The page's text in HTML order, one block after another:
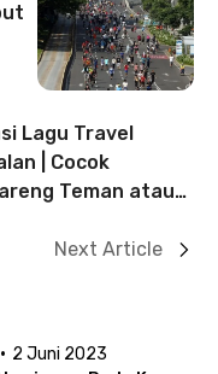
Lagu Travel
| Cocok
Teman atau
Next Article
· 2 Juni 2023